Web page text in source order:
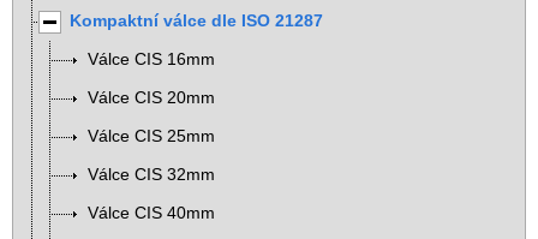
Kompaktní válce dle ISO 21287
Válce CIS 16mm
Válce CIS 20mm
Válce CIS 25mm
Válce CIS 32mm
Válce CIS 40mm